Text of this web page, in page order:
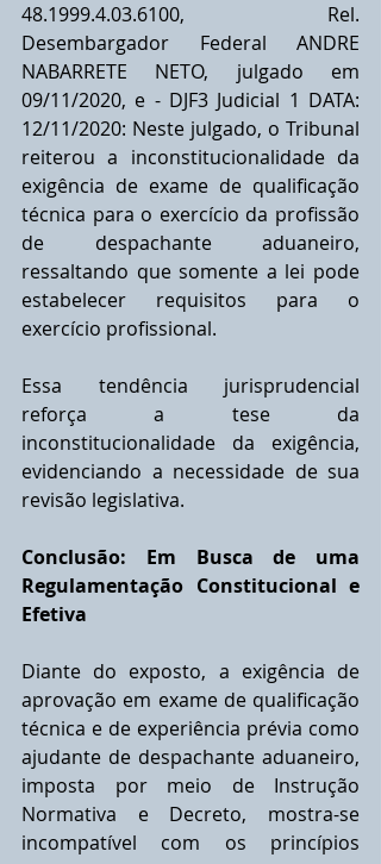
48.1999.4.03.6100, Rel.
Desembargador Federal ANDRE
NABARRETE NETO, julgado em
09/11/2020, e - DJF3 Judicial 1 DATA:
12/11/2020: Neste julgado, o Tribunal
reiterou a inconstitucionalidade da
exigência de exame de qualificação
técnica para o exercício da profissão
de despachante aduaneiro,
ressaltando que somente a lei pode
estabelecer requisitos para o
exercício profissional.
Essa tendência jurisprudencial
reforça a tese da
inconstitucionalidade da exigência,
evidenciando a necessidade de sua
revisão legislativa.
Conclusão: Em Busca de uma
Regulamentação Constitucional e
Efetiva
Diante do exposto, a exigência de
aprovação em exame de qualificação
técnica e de experiência prévia como
ajudante de despachante aduaneiro,
imposta por meio de Instrução
Normativa e Decreto, mostra-se
incompatível com os princípios